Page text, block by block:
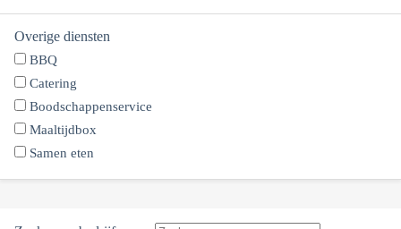
Overige diensten
BBQ
Catering
Boodschappenservice
Maaltijdbox
Samen eten